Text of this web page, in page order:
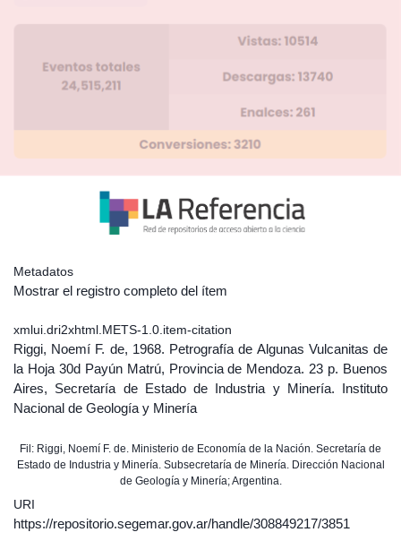
Metadatos
Mostrar el registro completo del ítem
xmlui.dri2xhtml.METS-1.0.item-citation
Riggi, Noemí F. de, 1968. Petrografía de Algunas Vulcanitas de
la Hoja 30d Payún Matrú, Provincia de Mendoza. 23 p. Buenos
Aires, Secretaría de Estado de Industria y Minería. Instituto
Nacional de Geología y Minería
Fil: Riggi, Noemí F. de. Ministerio de Economía de la Nación. Secretaría de
Estado de Industria y Minería. Subsecretaría de Minería. Dirección Nacional
de Geología y Minería; Argentina.
URI
https://repositorio.segemar.gov.ar/handle/308849217/3851